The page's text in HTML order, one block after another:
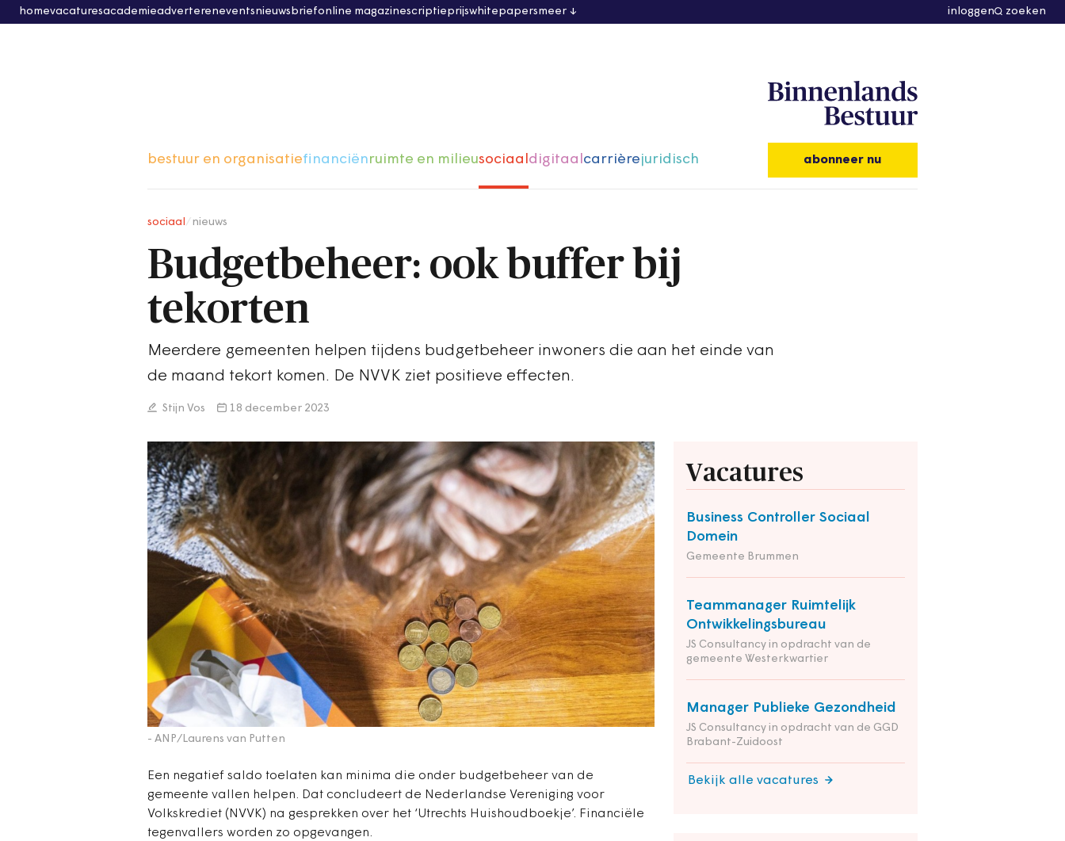
homevacaturesacademieadvertereneventsnieuwsbriefonline magazinescriptieprijswhitepapersmeer inloggen zoeken
bestuur en organisatiefinanciënruimte en milieusociaaldigitaalcarrièrejuridisch abonneer nu
sociaal nieuws
Budgetbeheer: ook buffer bij
tekorten
Meerdere gemeenten helpen tijdens budgetbeheer inwoners die aan het einde van
de maand tekort komen. De NVVK ziet positieve effecten.
Stijn Vos 18 december 2023
- ANP/Laurens van Putten
Een negatief saldo toelaten kan minima die onder budgetbeheer van de
gemeente vallen helpen. Dat concludeert de Nederlandse Vereniging voor
Volkskrediet (NVVK) na gesprekken over het ‘Utrechts Huishoudboekje’. Financiële
tegenvallers worden zo opgevangen.
Vacatures
Business Controller Sociaal
Domein
Gemeente Brummen
Teammanager Ruimtelijk
Ontwikkelingsbureau
JS Consultancy in opdracht van de
gemeente Westerkwartier
Manager Publieke Gezondheid
JS Consultancy in opdracht van de GGD
Brabant-Zuidoost
Bekijk alle vacatures